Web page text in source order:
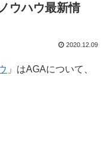
ウハウ最新情
2020.12.09
」はAGAについて、